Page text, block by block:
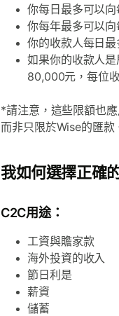
你每日最多可以
你每年最多可以
你的收款人每日
如果你的收款人
80,000元，每位
*請注意，這些限額也
而非只限於Wise的匯款
我如何選擇正確
C2C用途：
工資與贍家款
海外投資的收入
節日利是
薪資
儲蓄